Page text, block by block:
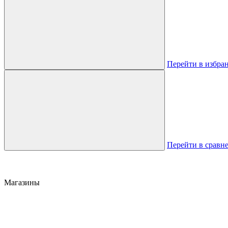
Перейти в
Перейти в
Магазины